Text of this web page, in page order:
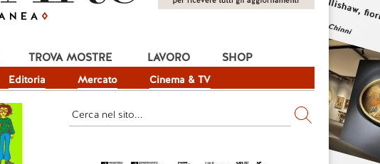
Editoria Mercato Cinema & TV
TROVA MOSTRE LAVORO SHOP